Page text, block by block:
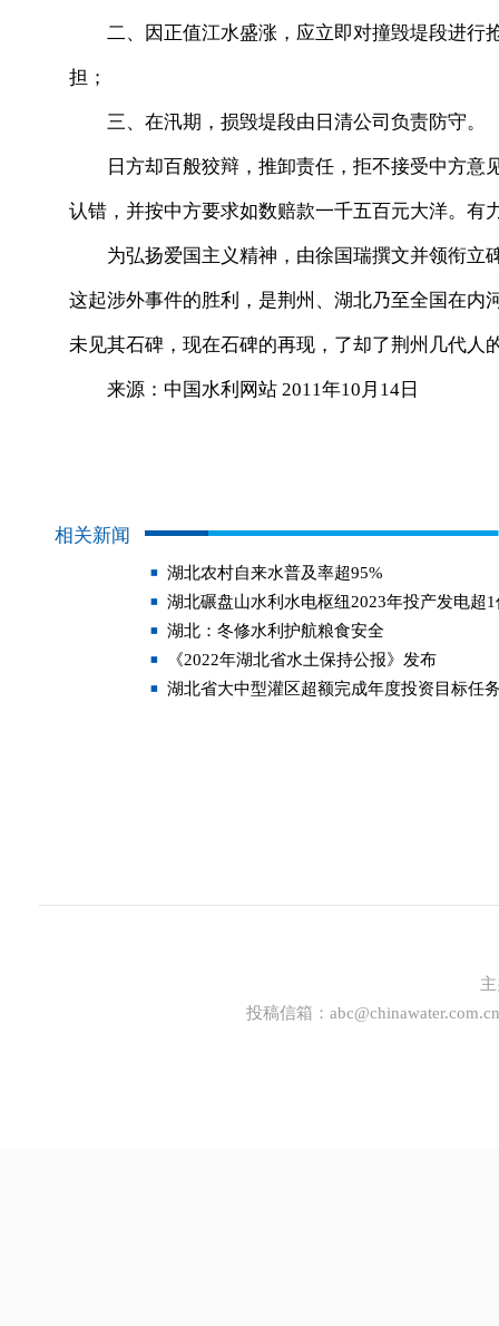
二、因正值江水盛涨，应立即对撞毁堤段进行
担；
三、在汛期，损毁堤段由日清公司负责防守。
日方却百般狡辩，推卸责任，拒不接受中方意
认错，并按中方要求如数赔款一千五百元大洋。有
为弘扬爱国主义精神，由徐国瑞撰文并领衔立
这起涉外事件的胜利，是荆州、湖北乃至全国在
未见其石碑，现在石碑的再现，了却了荆州几代人
来源：中国水利网站 2011年10月14日
相关新闻
湖北农村自来水普及率超95%
湖北碾盘山水利水电枢纽2023年投产发电超
湖北：冬修水利护航粮食安全
《2022年湖北省水土保持公报》发布
湖北省大中型灌区超额完成年度投资目标任
投稿信箱： abc@chinawater.com.cn